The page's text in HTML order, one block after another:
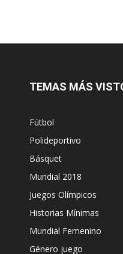
TEMAS MÁS
Fútbol
Polideportivo
Básquet
Mundial 2018
Juegos Olímpicos
Historias Mínimas
Mundial Femenino
Género juego